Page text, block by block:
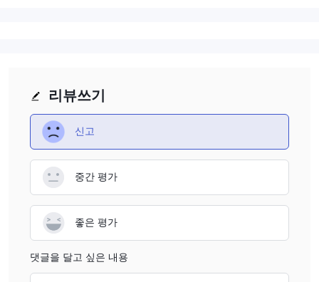
리뷰쓰기
신고
중간 평가
좋은 평가
댓글을 달고 싶은 내용